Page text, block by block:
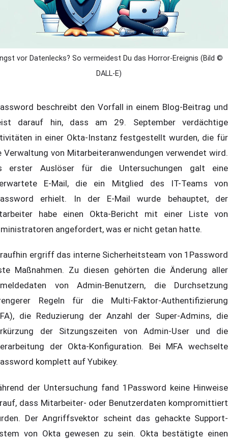
Okta zusammenhängt.
vor Datenlecks? So vermeidest Du das Horror-Ereignis (Bild ©
DALL-E)
beschreibt den Vorfall in einem Blog-Beitrag und
darauf hin, dass am 29. September verdächtige
in einer Okta-Instanz festgestellt wurden, die für
Verwaltung von Mitarbeiteranwendungen verwendet wird.
erster Auslöser für die Untersuchungen galt eine
E-Mail, die ein Mitglied des IT-Teams von
erhielt. In der E-Mail wurde behauptet, der
habe einen Okta-Bericht mit einer Liste von
angefordert, was er nicht getan hatte.
ergriff das interne Sicherheitsteam von 1Password
Maßnahmen. Zu diesen gehörten die Änderung aller
von Admin-Benutzern, die Durchsetzung
Regeln für die Multi-Faktor-Authentifizierung
die Reduzierung der Anzahl der Super-Admins, die
der Sitzungszeiten von Admin-User und die
der Okta-Konfiguration. Bei MFA wechselte
komplett auf Yubikey.
der Untersuchung fand 1Password keine Hinweise
dass Mitarbeiter- oder Benutzerdaten kompromittiert
Der Angriffsvektor scheint das gehackte Support-
von Okta gewesen zu sein. Okta bestätigte einen